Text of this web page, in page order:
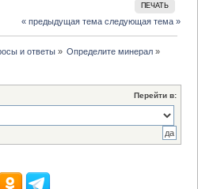
ПЕЧАТЬ
« предыдущая тема следующая тема »
и ответы» Определите минерал»
Перейти в: